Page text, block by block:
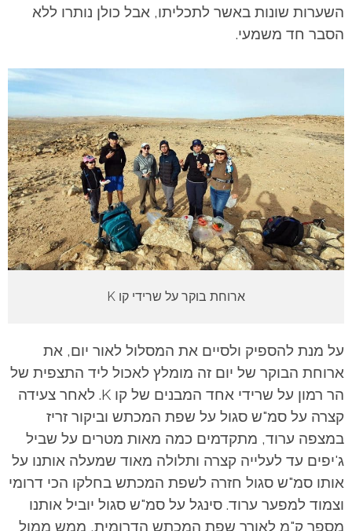
השערות שונות באשר לתכליתו, אבל כולן נותרו ללא
הסבר חד משמעי.
ארוחת בוקר על שרידי קו K
על מנת להספיק ולסיים את המסלול לאור יום, את
ארוחת הבוקר של יום זה מומלץ לאכול ליד התצפית של
הר רמון על שרידי אחד המבנים של קו K. לאחר צעידה
קצרה על סמ"ש סגול על שפת המכתש וביקור זריז
במצפה ערוד, מתקדמים כמה מאות מטרים על שביל
ג'יפים עד לעלייה קצרה ותלולה מאוד שמעלה אותנו על
אותו סמ"ש סגול חזרה לשפת המכתש בחלקו הכי דרומי
וצמוד למפער ערוד. סינגל על סמ"ש סגול יוביל אותנו
מספר ק"מ לאורך שפת המכתש הדרומית, ממש ממול